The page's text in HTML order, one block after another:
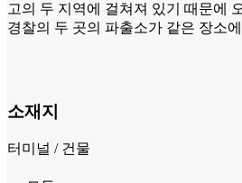
고의 두 지역에 걸쳐져 있기 때문에
경찰의 두 곳의 파출소가 같은 장소
소재지
터미널 / 건물